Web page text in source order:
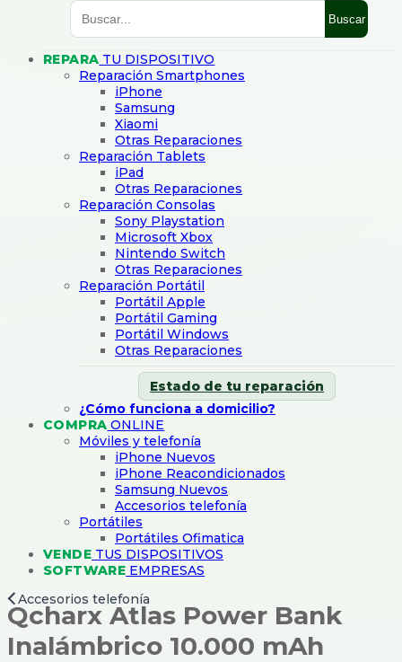
Buscar
REPARA TU DISPOSITIVO
Reparación Smartphones
iPhone
Samsung
Xiaomi
Otras Reparaciones
Reparación Tablets
iPad
Otras Reparaciones
Reparación Consolas
Sony Playstation
Microsoft Xbox
Nintendo Switch
Otras Reparaciones
Reparación Portátil
Portátil Apple
Portátil Gaming
Portátil Windows
Otras Reparaciones
Estado de tu reparación
¿Cómo funciona a domicilio?
COMPRA ONLINE
Móviles y telefonía
iPhone Nuevos
iPhone Reacondicionados
Samsung Nuevos
Accesorios telefonía
Portátiles
Portátiles Ofimatica
VENDE TUS DISPOSITIVOS
SOFTWARE EMPRESAS
Accesorios telefonía
Qcharx Atlas Power Bank
Inalámbrico 10.000 mAh